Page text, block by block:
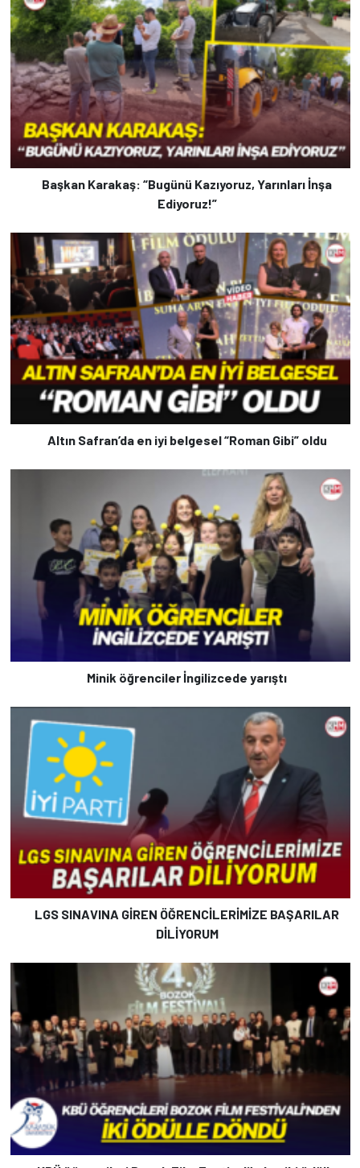
Başkan Karakaş: “Bugünü Kazıyoruz, Yarınları İnşa
Ediyoruz!”
Altın Safran’da en iyi belgesel “Roman Gibi” oldu
Minik öğrenciler İngilizcede yarıştı
LGS SINAVINA GİREN ÖĞRENCİLERİMİZE BAŞARILAR
DİLİYORUM